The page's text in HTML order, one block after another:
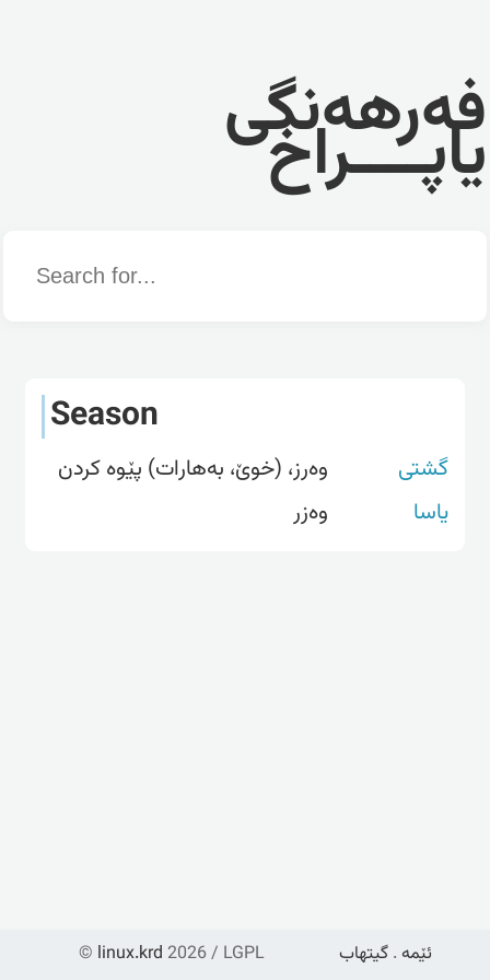
فەرهەنگی
یاپــــراخ
Word
Season
گشتی
وەرز، (خوێ، بەهارات) پێوە کردن
یاسا
وەزر
© linux.krd 2026 / LGPL ئێمە . گیتهاب